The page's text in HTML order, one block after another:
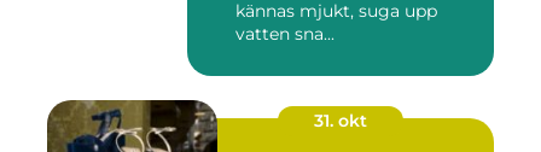
kännas mjukt, suga upp
vatten sna...
31. okt